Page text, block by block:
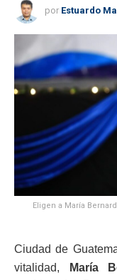
por Estuardo
Eligen a María
Ciudad de
vitalidad,
María